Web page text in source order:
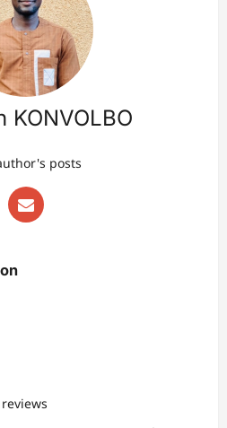
KONVOLBO
posts
reviews